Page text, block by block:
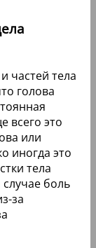
частей тела
голова
всего это
или
иногда это
тела
боль
за